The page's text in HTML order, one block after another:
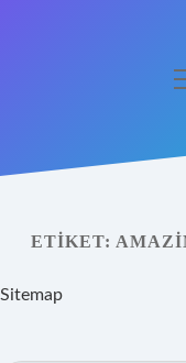
Yasal Uyarı
Hakkımızda
ETIKET:
Sitemap